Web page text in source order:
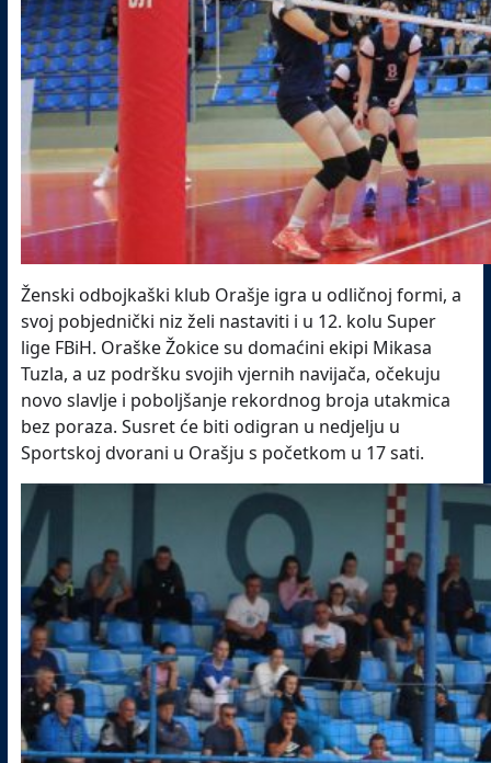
Ženski odbojkaški klub Orašje igra u odličnoj formi, a
svoj pobjednički niz želi nastaviti i u 12. kolu Super
lige FBiH. Oraške Žokice su domaćini ekipi Mikasa
Tuzla, a uz podršku svojih vjernih navijača, očekuju
novo slavlje i poboljšanje rekordnog broja utakmica
bez poraza. Susret će biti odigran u nedjelju u
Sportskoj dvorani u Orašju s početkom u 17 sati.